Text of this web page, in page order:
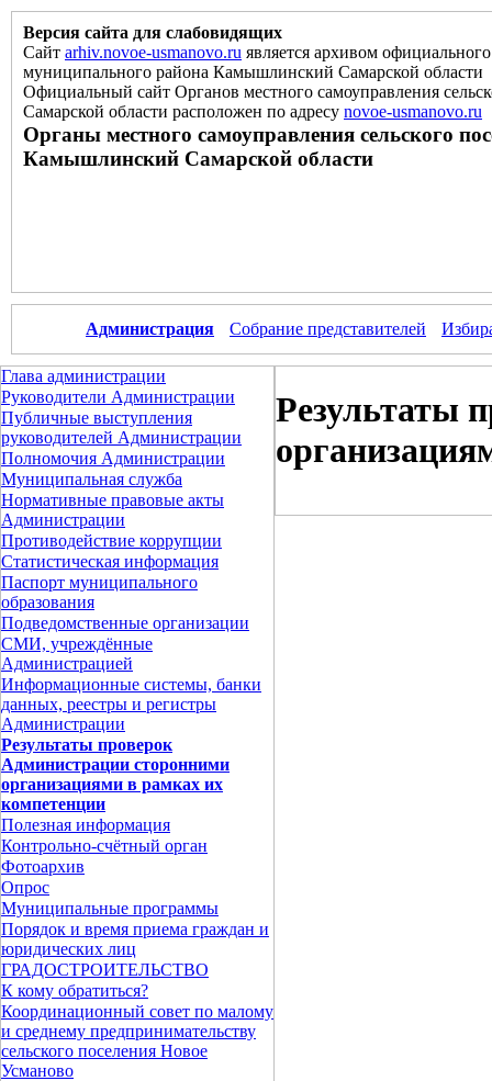
Версия сайта для слабовидящих
Сайт arhiv.novoe-usmanovo.ru является архивом
муниципального района Камышлинский Самарской области
Официальный сайт Органов местного самоуправления
Самарской области расположен по адресу novoe-usmanovo.ru
Органы местного самоуправления сельского
Камышлинский Самарской области
Администрация Собрание представителей
Глава администрации
Руководители Администрации
Публичные выступления
руководителей Администрации
Полномочия Администрации
Муниципальная служба
Нормативные правовые акты
Администрации
Противодействие коррупции
Статистическая информация
Паспорт муниципального
образования
Подведомственные организации
СМИ, учреждённые
Администрацией
Информационные системы, банки
данных, реестры и регистры
Администрации
Результаты проверок
Администрации сторонними
организациями в рамках их
компетенции
Полезная информация
Контрольно-счётный орган
Фотоархив
Опрос
Муниципальные программы
Порядок и время приема граждан и
юридических лиц
ГРАДОСТРОИТЕЛЬСТВО
К кому обратиться?
Координационный совет по малому
и среднему предпринимательству
сельского поселения Новое
Усманово
Результаты